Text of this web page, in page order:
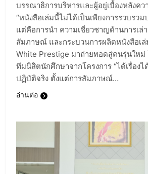
บรรณาธิการบริหารและผู้อยู่เบื้องหลังคว
“หนังสือเล่มนี้ไม่ได้เป็นเพียงการรวบร
แต่คือการนำ ความเชี่ยวชาญด้านการเล่า
สัมภาษณ์ และกระบวนการผลิตหนังสือเ
White Prestige มาถ่ายทอดสู่คนรุ่นใหม่
ทีมนิสิตนักศึกษาจากโครงการ “ได้เรื่องไ
ปฏิบัติจริง ตั้งแต่การสัมภาษณ์…
อ่านต่อ